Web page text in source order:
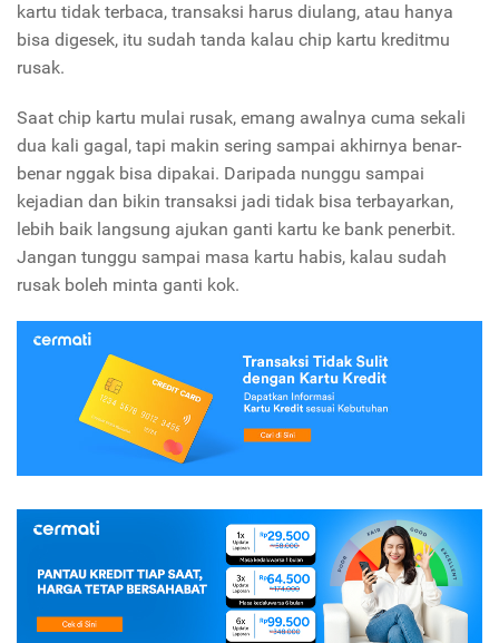
kartu tidak terbaca, transaksi harus diulang, atau hanya
bisa digesek, itu sudah tanda kalau chip kartu kreditmu
rusak.
Saat chip kartu mulai rusak, emang awalnya cuma sekali
dua kali gagal, tapi makin sering sampai akhirnya benar-
benar nggak bisa dipakai. Daripada nunggu sampai
kejadian dan bikin transaksi jadi tidak bisa terbayarkan,
lebih baik langsung ajukan ganti kartu ke bank penerbit.
Jangan tunggu sampai masa kartu habis, kalau sudah
rusak boleh minta ganti kok.